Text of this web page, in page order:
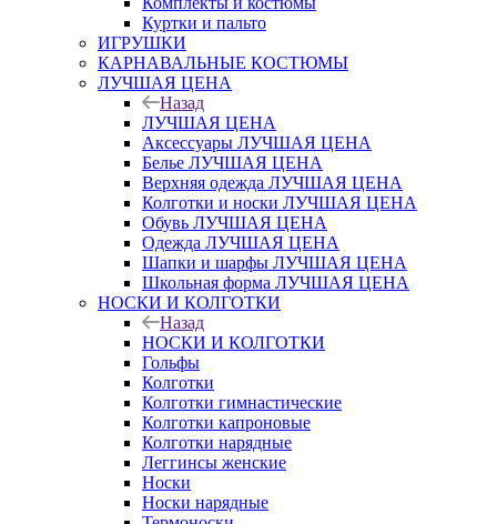
Куртки и пальто
ИГРУШКИ
КАРНАВАЛЬНЫЕ КОСТЮМЫ
ЛУЧШАЯ ЦЕНА
Назад
ЛУЧШАЯ ЦЕНА
Аксессуары ЛУЧШАЯ ЦЕНА
Белье ЛУЧШАЯ ЦЕНА
Верхняя одежда ЛУЧШАЯ ЦЕНА
Колготки и носки ЛУЧШАЯ ЦЕНА
Обувь ЛУЧШАЯ ЦЕНА
Одежда ЛУЧШАЯ ЦЕНА
Шапки и шарфы ЛУЧШАЯ ЦЕНА
Школьная форма ЛУЧШАЯ ЦЕНА
НОСКИ И КОЛГОТКИ
Назад
НОСКИ И КОЛГОТКИ
Гольфы
Колготки
Колготки гимнастические
Колготки капроновые
Колготки нарядные
Леггинсы женские
Носки
Носки нарядные